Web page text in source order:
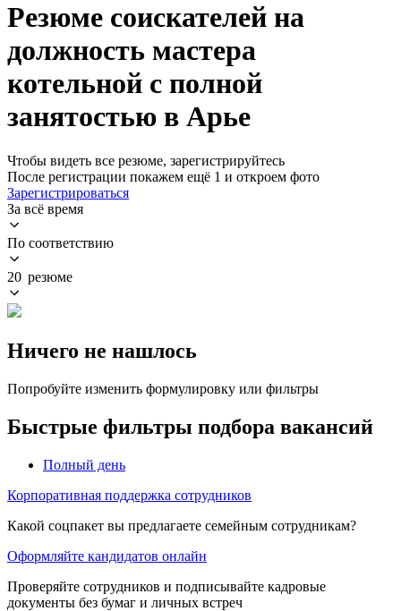
Резюме соискателей на
должность мастера
котельной с полной
занятостью в Арье
Чтобы видеть все резюме, зарегистрируйтесь
После регистрации покажем ещё 1 и откроем фото
Зарегистрироваться
За всё время
По соответствию
20 резюме
Ничего не нашлось
Попробуйте изменить формулировку или фильтры
Быстрые фильтры подбора вакансий
Полный день
Корпоративная поддержка сотрудников
Какой соцпакет вы предлагаете семейным сотрудникам?
Оформляйте кандидатов онлайн
Проверяйте сотрудников и подписывайте кадровые
документы без бумаг и личных встреч